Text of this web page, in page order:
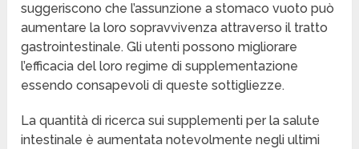
suggeriscono che l’assunzione a stomaco vuoto può
aumentare la loro sopravvivenza attraverso il tratto
gastrointestinale. Gli utenti possono migliorare
l’efficacia del loro regime di supplementazione
essendo consapevoli di queste sottigliezze.
La quantità di ricerca sui supplementi per la salute
intestinale è aumentata notevolmente negli ultimi